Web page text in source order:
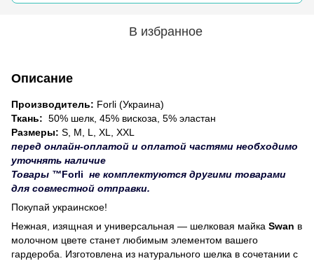
В избранное
Описание
Производитель: Forli (Украина)
Ткань: 50% шелк, 45% вискоза, 5% эластан
Размеры: S, M, L, XL, XXL
перед онлайн-оплатой и оплатой частями необходимо
уточнять наличие
Товары ™Forli не комплектуются другими товарами
для совместной отправки.
Покупай украинское!
Нежная, изящная и универсальная — шелковая майка Swan в
молочном цвете станет любимым элементом вашего
гардероба. Изготовлена из натурального шелка в сочетании с